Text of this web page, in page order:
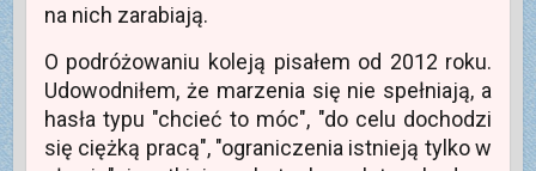
na nich zarabiają.
O podróżowaniu koleją pisałem od 2012 roku.
Udowodniłem, że marzenia się nie spełniają, a
hasła typu "chcieć to móc", "do celu dochodzi
się ciężką pracą", "ograniczenia istnieją tylko w